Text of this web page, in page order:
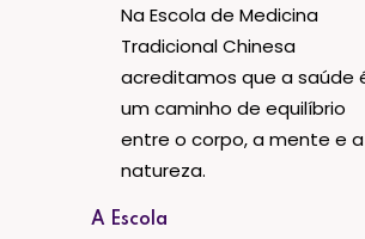
Na Escola de Medicina
Tradicional Chinesa
acreditamos que a saúde
um caminho de equilíbrio
entre o corpo, a mente e a
natureza.
A Escola